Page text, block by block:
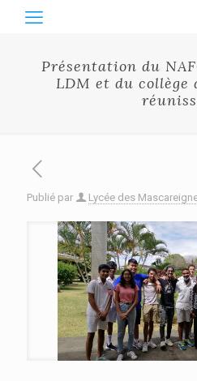
Présentation du
LDM et du collège
Publié par Lycée des